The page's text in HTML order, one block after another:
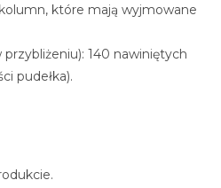
które mają wyjmowane
140 nawiniętych
pudełka).